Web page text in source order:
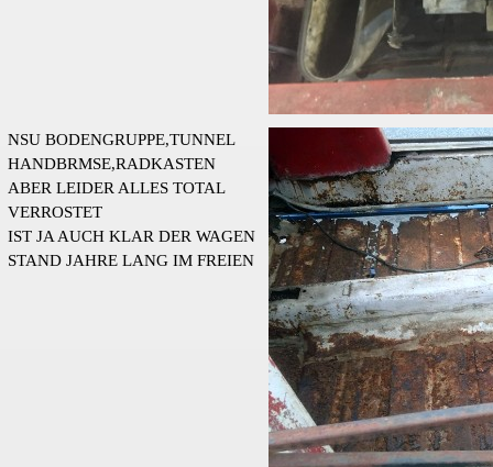
NSU BODENGRUPPE,TUNNEL
HANDBRMSE,RADKASTEN
ABER LEIDER ALLES TOTAL
VERROSTET
IST JA AUCH KLAR DER WAGEN
STAND JAHRE LANG IM FREIEN